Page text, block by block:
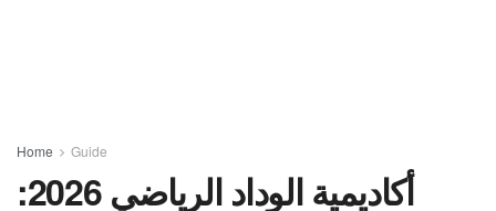
Home Guide
أكاديمية الوداد الرياضي 2026: